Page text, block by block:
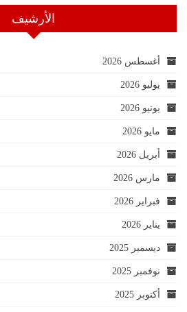
الأرشيف
أغسطس 2026
يوليو 2026
يونيو 2026
مايو 2026
أبريل 2026
مارس 2026
فبراير 2026
يناير 2026
ديسمبر 2025
نوفمبر 2025
أكتوبر 2025